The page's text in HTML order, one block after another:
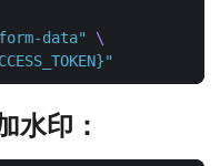
data"
水印：